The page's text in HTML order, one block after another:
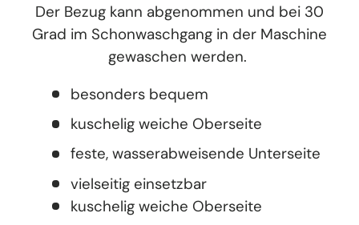
Der Bezug kann abgenommen und bei 30
Grad im Schonwaschgang in der Maschine
gewaschen werden.
besonders bequem
kuschelig weiche Oberseite
feste, wasserabweisende Unterseite
vielseitig einsetzbar
kuschelig weiche Oberseite